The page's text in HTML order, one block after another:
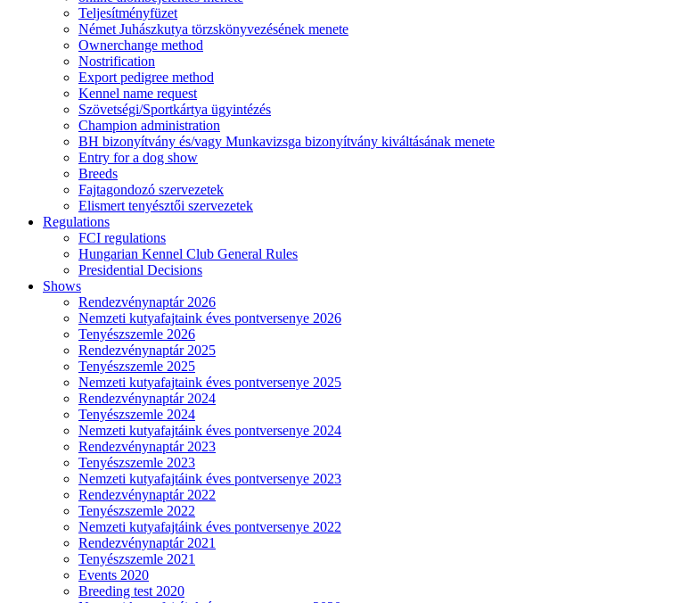
Teljesítményfüzet
Német Juhászkutya törzskönyvezésének menete
Ownerchange method
Nostrification
Export pedigree method
Kennel name request
Szövetségi/Sportkártya ügyintézés
Champion administration
BH bizonyítvány és/vagy Munkavizsga bizonyítvány kiváltásának menete
Entry for a dog show
Breeds
Fajtagondozó szervezetek
Elismert tenyésztői szervezetek
Regulations
FCI regulations
Hungarian Kennel Club General Rules
Presidential Decisions
Shows
Rendezvénynaptár 2026
Nemzeti kutyafajtaink éves pontversenye 2026
Tenyészszemle 2026
Rendezvénynaptár 2025
Tenyészszemle 2025
Nemzeti kutyafajtaink éves pontversenye 2025
Rendezvénynaptár 2024
Tenyészszemle 2024
Nemzeti kutyafajtáink éves pontversenye 2024
Rendezvénynaptár 2023
Tenyészszemle 2023
Nemzeti kutyafajtáink éves pontversenye 2023
Rendezvénynaptár 2022
Tenyészszemle 2022
Nemzeti kutyafajtáink éves pontversenye 2022
Rendezvénynaptár 2021
Tenyészszemle 2021
Events 2020
Breeding test 2020